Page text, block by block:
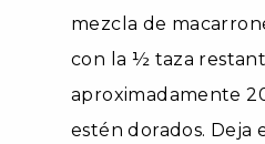
mezcla de
con la ½ taza
aproximadamente
estén dorados. Deja